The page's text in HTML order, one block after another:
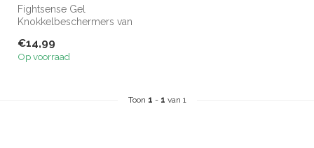
Fightsense Gel
Knokkelbeschermers van
voor extra knokkel...
€14,99
Op voorraad
Toon 1 - 1 van 1